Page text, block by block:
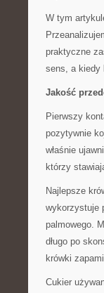
W tym
praktyczne
sens, a kiedy
Jakość
Pierwszy
pozytywnie
właśnie
którzy
Najlepsze
wykorzystuje
palmowego.
długo po
krówki
Cukier